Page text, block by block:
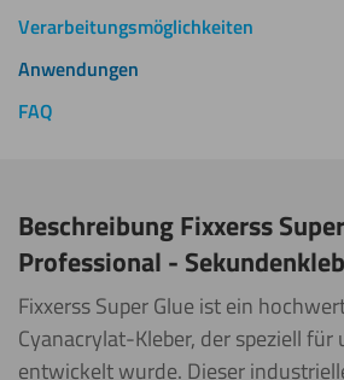
Verarbeitungsmöglichkeiten
Anwendungen
FAQ
Beschreibung Fixxerss
Professional -
Fixxerss Super Glue ist ein
Cyanacrylat-Kleber, der speziell
entwickelt wurde. Dieser